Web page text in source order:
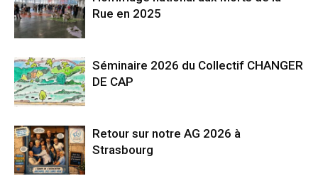
Rue en 2025
Séminaire 2026 du Collectif CHANGER
DE CAP
Retour sur notre AG 2026 à
Strasbourg